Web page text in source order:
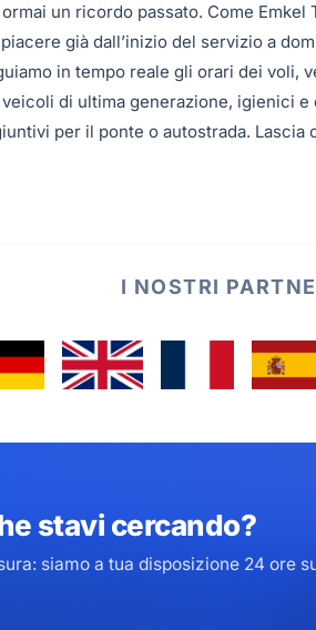
un ricordo passato. Come Emkel
già dall’inizio del servizio a
in tempo reale gli orari dei voli,
di ultima generazione, igienici e
per il ponte o autostrada. Lascia
I NOSTRI
stavi cercando?
siamo a tua disposizione 24 ore